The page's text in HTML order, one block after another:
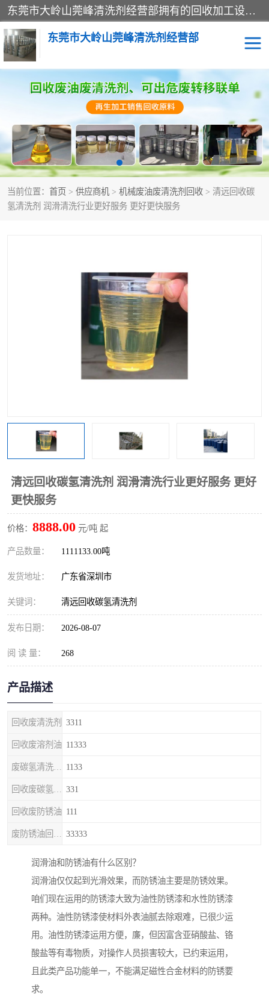
东莞市大岭山莞峰清洗剂经营部拥有的回收加工设备，大量废油回收、废清洗剂回收、废溶剂油回收、机械废油废清洗剂回收、废碳氢回收、碳氢液压油回收、碳氢二氯回收等废清洗剂处理；我们只是提供废旧化工原料的循环使用存放点，执行正规的存放，有正规的回收资质处理。同时我们公司批发零售回收级清洗剂，脱模油再生基础油，质量保证。
东莞市大岭山莞峰清洗剂经营部
当前位置： 首页 > 供应商机 > 机械废油废清洗剂回收 > 清远回收碳
氢清洗剂 润滑清洗行业更好服务 更好更快服务
清远回收碳氢清洗剂 润滑清洗行业更好服务 更好
更快服务
价格： 8888.00 元/吨 起
产品数量： 1111133.00吨
发货地址： 广东省深圳市
关键词： 清远回收碳氢清洗剂
发布日期： 2026-08-07
阅 读 量： 268
产品描述
回收废清洗剂 3311
回收废溶剂油 11333
1133
331
回收废防锈油 111
33333
润滑油和防锈油有什么区别？
润滑油仅仅起到光滑效果，而防锈油主要是防锈效果。
咱们现在运用的防锈漆大致为油性防锈漆和水性防锈漆
两种。油性防锈漆使材料外表油腻去除艰难，已很少运
用。油性防锈漆运用方便，廉，但因富含亚硝酸盐、铬
酸盐等有毒物质，对操作人员损害较大，已约束运用，
且此类产品功能单一，不能满足磁性合金材料的防锈要
求。
废清洗剂回收
废溶剂油回收 机械废油废清洗剂回收
废碳氢回收 碳氢液压油回收
碳氢二氯回收 回收废三四氯乙烯
上门回收废清洗剂